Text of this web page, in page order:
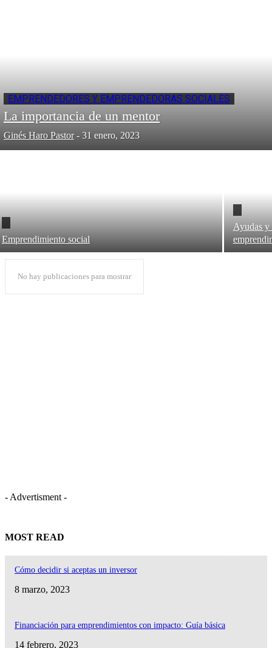
EMPRENDEDORES Y EMPRENDEDORAS SOCIALES
La importancia de un mentor
Ginés Haro Pastor - 31 enero, 2023
Emprendimiento social
Ayudas y
No hay publicaciones para mostrar
- Advertisment -
MOST READ
Cómo decidir si aceptas un inversor
8 marzo, 2023
Financiación para emprendimientos con impacto: Guía básica
14 febrero, 2023